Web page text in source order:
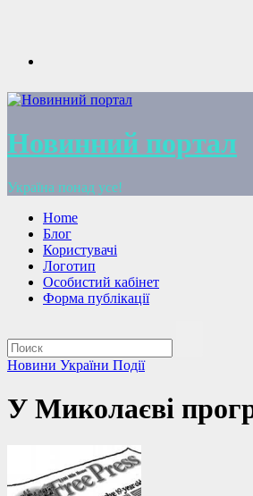
Новинний портал
Україна понад усе!
Home
Блог
Користувачі
Логотип
Особистий кабінет
Форма публікації
Новини України Події
У Миколаєві